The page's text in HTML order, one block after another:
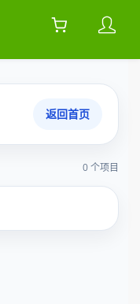
返回首页
0 个项目